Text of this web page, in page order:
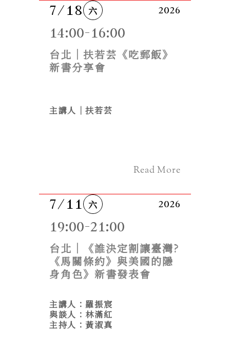
7/18 六 2026
14:00-16:00
台北｜扶若芸《吃郵飯》
新書分享會
主講人｜扶若芸
Read More
7/11 六 2026
19:00-21:00
台北｜《誰決定割讓臺灣?
《馬關條約》與美國的隱
身角色》新書發表會
主講人：羅振宸
與談人：林滿紅
主持人：黃淑真